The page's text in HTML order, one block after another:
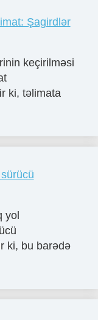
Şagirdlər
keçirilməsi
ki, təlimata
yol
ki, bu barədə